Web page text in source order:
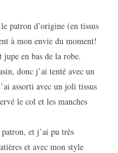
patron d’origine (en tissus
à mon envie du moment!
jupe en bas de la robe.
donc j’ai tenté avec un
assorti avec un joli tissus
le col et les manches
et j’ai pu très
et avec mon style